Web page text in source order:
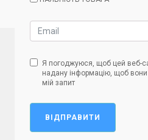
Я погоджуюся, щоб цей веб-
надану інформацію, щоб вони
мій запит
ВІДПРАВИТИ